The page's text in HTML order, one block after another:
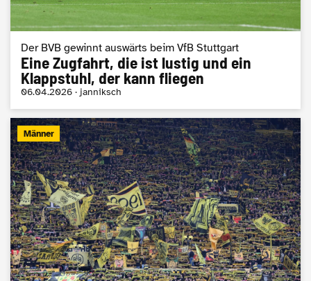
Der BVB gewinnt auswärts beim VfB Stuttgart
Eine Zugfahrt, die ist lustig und ein
Klappstuhl, der kann fliegen
06.04.2026 · janniksch
Männer